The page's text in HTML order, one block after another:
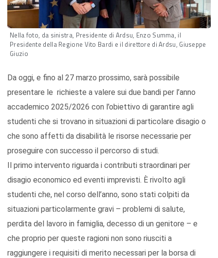
Nella foto, da sinistra, Presidente di Ardsu, Enzo Summa, il
Presidente della Regione Vito Bardi e il direttore di Ardsu, Giuseppe
Giuzio
Da oggi, e fino al 27 marzo prossimo, sarà possibile
presentare le richieste a valere sui due bandi per l’anno
accademico 2025/2026 con l’obiettivo di garantire agli
studenti che si trovano in situazioni di particolare disagio o
che sono affetti da disabilità le risorse necessarie per
proseguire con successo il percorso di studi.
Il primo intervento riguarda i contributi straordinari per
disagio economico ed eventi imprevisti. È rivolto agli
studenti che, nel corso dell’anno, sono stati colpiti da
situazioni particolarmente gravi – problemi di salute,
perdita del lavoro in famiglia, decesso di un genitore – e
che proprio per queste ragioni non sono riusciti a
raggiungere i requisiti di merito necessari per la borsa di